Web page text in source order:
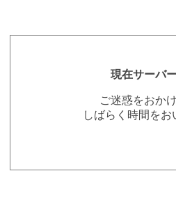
現在サーバ
ご迷惑をおか
しばらく時間を